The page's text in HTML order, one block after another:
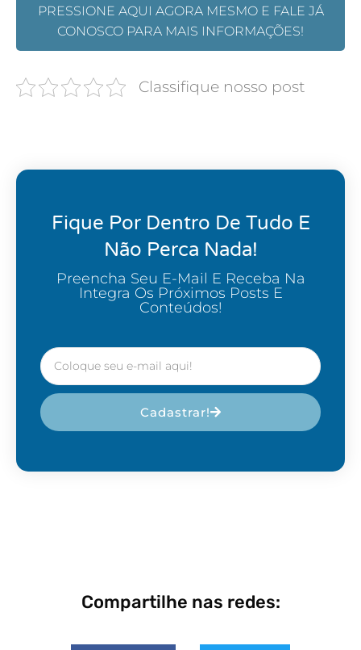
PRESSIONE AQUI AGORA MESMO E FALE JÁ
CONOSCO PARA MAIS INFORMAÇÕES!
Classifique nosso post
Fique Por Dentro De Tudo E
Não Perca Nada!
Preencha Seu E-Mail E Receba Na
Integra Os Próximos Posts E
Conteúdos!
Cadastrar!
Compartilhe nas redes: